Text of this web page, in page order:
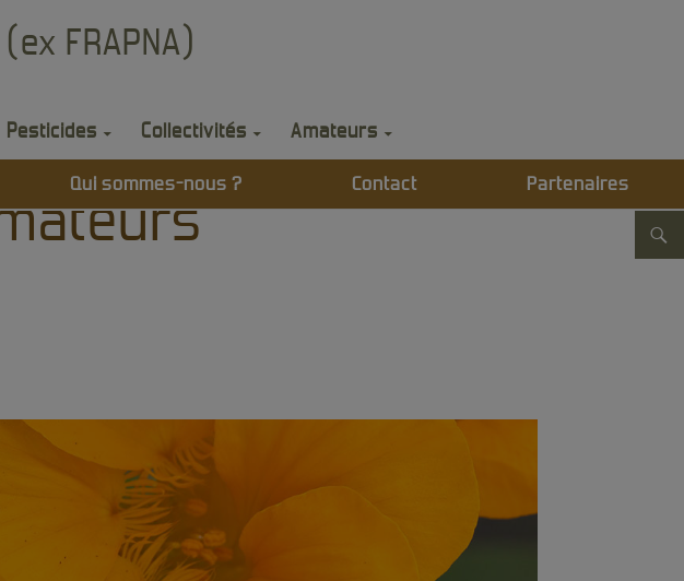
FRAPNA)
Pesticides Collectivités Amateurs
Qui sommes-nous ? Contact Partenaires